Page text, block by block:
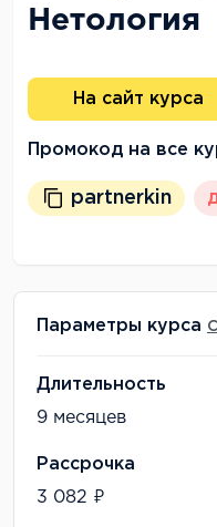
Нетология
На сайт курса
Промокод на все
partnerkin
Параметры курса
Длительность
9 месяцев
Рассрочка
3 082 ₽